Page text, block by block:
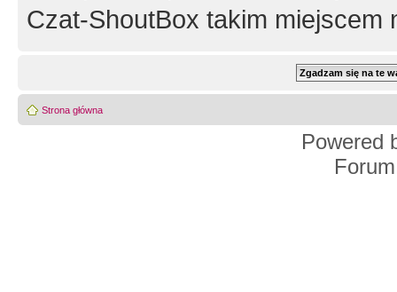
Czat-ShoutBox takim miejscem
Strona główna
Powered